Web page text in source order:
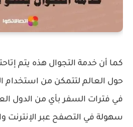
حول العالم لتتمكن من استخدام
في فترات السفر بأي من الدول
سهولة في التصفح عبر الإنترنت